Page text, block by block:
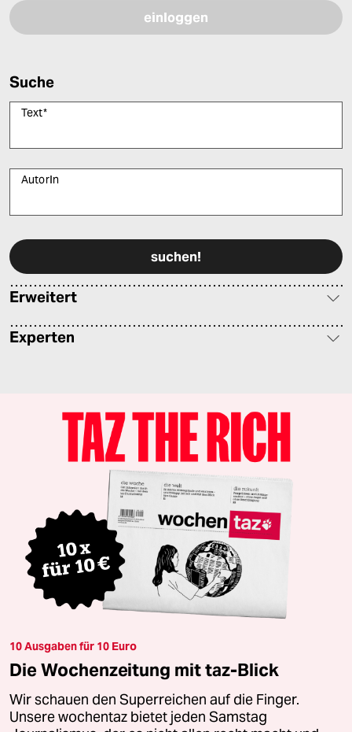
Suche
Text*
AutorIn
Erweitert
Experten
10 Ausgaben für 10 Euro
Die Wochenzeitung mit taz-Blick
Wir schauen den Superreichen auf die Finger.
Unsere wochentaz bietet jeden Samstag